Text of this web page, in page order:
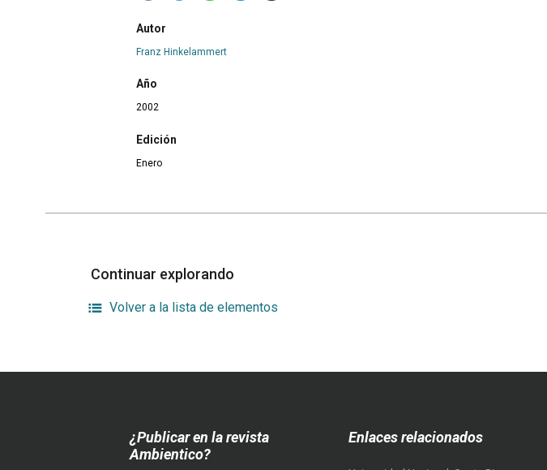
Autor
Franz Hinkelammert
Año
2002
Edición
Enero
Continuar explorando
Volver a la lista de elementos
¿Publicar en la revista
Ambientico?
Enlaces relacionados